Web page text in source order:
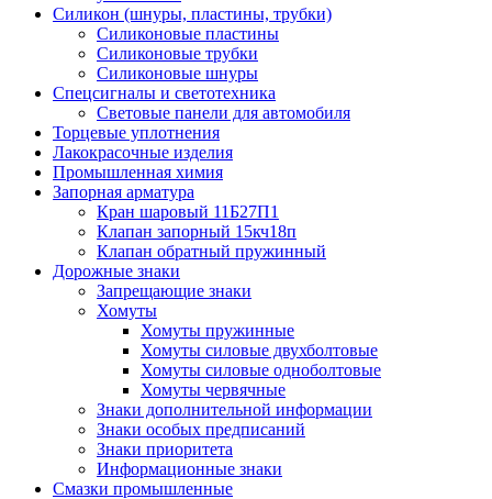
Силикон (шнуры, пластины, трубки)
Силиконовые пластины
Силиконовые трубки
Силиконовые шнуры
Спецсигналы и светотехника
Световые панели для автомобиля
Торцевые уплотнения
Лакокрасочные изделия
Промышленная химия
Запорная арматура
Кран шаровый 11Б27П1
Клапан запорный 15кч18п
Клапан обратный пружинный
Дорожные знаки
Запрещающие знаки
Хомуты
Хомуты пружинные
Хомуты силовые двухболтовые
Хомуты силовые одноболтовые
Хомуты червячные
Знаки дополнительной информации
Знаки особых предписаний
Знаки приоритета
Информационные знаки
Смазки промышленные